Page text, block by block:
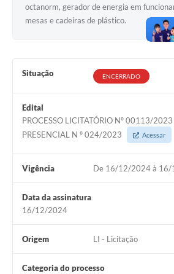
octanorm, gerador de energia em
mesas e cadeiras de plástico.
Situação ENCERRADO
Edital
PROCESSO LICITATÓRIO Nº 00113/
PRESENCIAL N º 024/2023
Acessar
Vigência De 16/12/2024 à
Data da assinatura
16/12/2024
Origem LI - Licitação
Categoria do processo